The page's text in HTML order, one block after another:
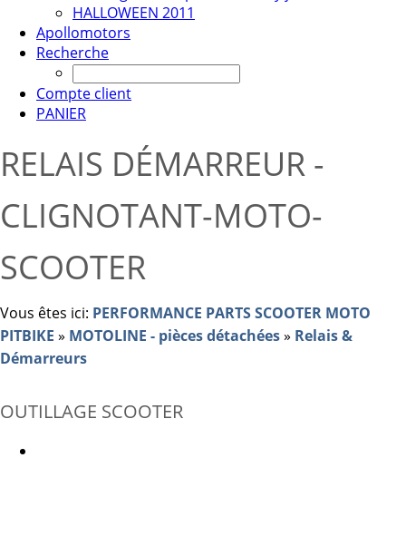
HALLOWEEN 2011
Apollomotors
Recherche
Compte client
PANIER
RELAIS DÉMARREUR -
CLIGNOTANT-MOTO-
SCOOTER
Vous êtes ici: PERFORMANCE PARTS SCOOTER MOTO
PITBIKE » MOTOLINE - pièces détachées» Relais &
Démarreurs
OUTILLAGE SCOOTER